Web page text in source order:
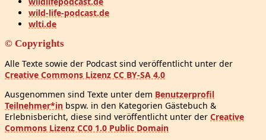
wild-life-podcast.de
wlti.de
© Copyrights
Alle Texte sowie der Podcast sind veröffentlicht unter der
Creative Commons Lizenz CC BY-SA 4.0
Ausgenommen sind Texte unter dem Benutzerprofil
Teilnehmer*in bspw. in den Kategorien Gästebuch &
Erlebnisbericht, diese sind veröffentlicht unter der Creative
Commons Lizenz CC0 1.0 Public Domain